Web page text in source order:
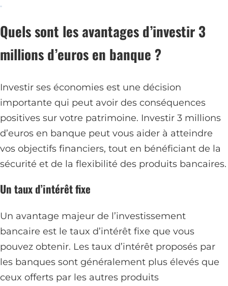
Quels sont les avantages d’investir 3
millions d’euros en banque ?
Investir ses économies est une décision
importante qui peut avoir des conséquences
positives sur votre patrimoine. Investir 3 millions
d’euros en banque peut vous aider à atteindre
vos objectifs financiers, tout en bénéficiant de la
sécurité et de la flexibilité des produits bancaires.
Un taux d’intérêt fixe
Un avantage majeur de l’investissement
bancaire est le taux d’intérêt fixe que vous
pouvez obtenir. Les taux d’intérêt proposés par
les banques sont généralement plus élevés que
ceux offerts par les autres produits